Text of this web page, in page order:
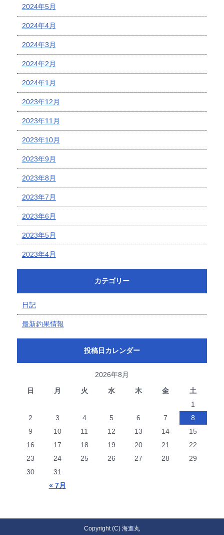
2024年5月
2024年4月
2024年3月
2024年2月
2024年1月
2023年12月
2023年11月
2023年10月
2023年9月
2023年8月
2023年7月
2023年6月
2023年5月
2023年4月
カテゴリー
日記
最新釣果情報
投稿日カレンダー
2026年8月
日
月 火 水 木 金 土
« 7月
1
2
3 4 5 6 7
8
9
10 11 12 13 14
15
16
17 18 19 20 21
22
23
24 25 26 27 28
29
30
31
Copyright (C) 海進丸